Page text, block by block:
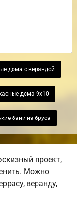
дома с верандой
дома 9х10
бани из бруса
проект,
Можно
веранду,